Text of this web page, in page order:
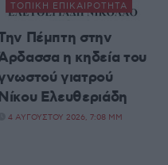
ΤΟΠΙΚΉ ΕΠΙΚΑΙΡΌΤΗΤΑ
Πέμπτη στην
η κηδεία του
γιατρού
Ελευθεριάδη
4 ΑΥΓΟΎΣΤΟΥ 2026, 7:08 ΜΜ